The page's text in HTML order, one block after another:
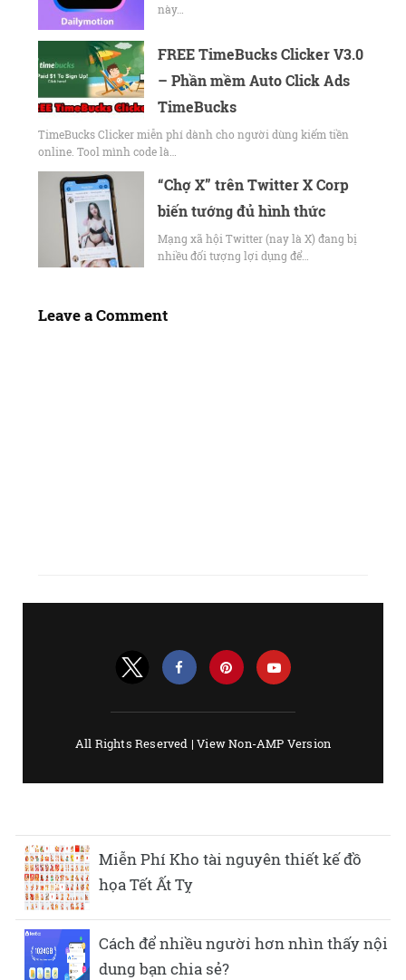
Miễn Phí Kho tài nguyên thiết kế đồ
họa Tết Ất Tỵ
Cách để nhiều người hơn nhìn thấy nội
dung bạn chia sẻ?